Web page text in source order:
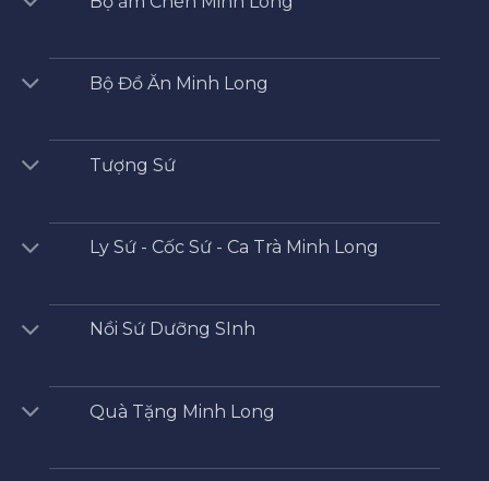
Bộ Đồ Ăn Minh Long
Tượng Sứ
Ly Sứ - Cốc Sứ - Ca Trà Minh Long
Nồi Sứ Dưỡng SInh
Quà Tặng Minh Long